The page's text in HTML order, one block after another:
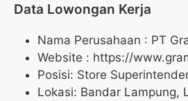
Data Lowongan Kerja
Nama Perusahaan : PT
Website : https://
Posisi: Store
Lokasi: Bandar Lampung,